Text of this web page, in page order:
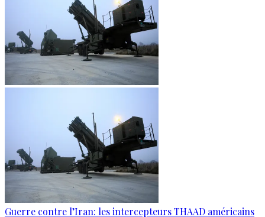
Guerre contre l’Iran: les intercepteurs THAAD américains